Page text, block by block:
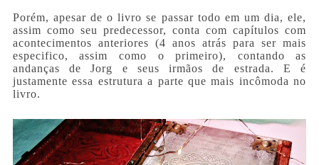
Porém, apesar de o livro se passar todo em um dia, ele,
assim como seu predecessor, conta com capítulos com
acontecimentos anteriores (4 anos atrás para ser mais
especifico, assim como o primeiro), contando as
andanças de Jorg e seus irmãos de estrada. E é
justamente essa estrutura a parte que mais incômoda no
livro.